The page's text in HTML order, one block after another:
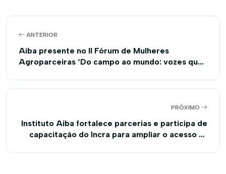
ANTERIOR
Aiba presente no II Fórum de Mulheres
Agroparceiras ‘Do campo ao mundo: vozes que
PRÓXIMO
Instituto Aiba fortalece parcerias e participa de
capacitação do Incra para ampliar o acesso às